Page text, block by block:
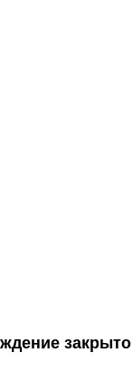
закрыто